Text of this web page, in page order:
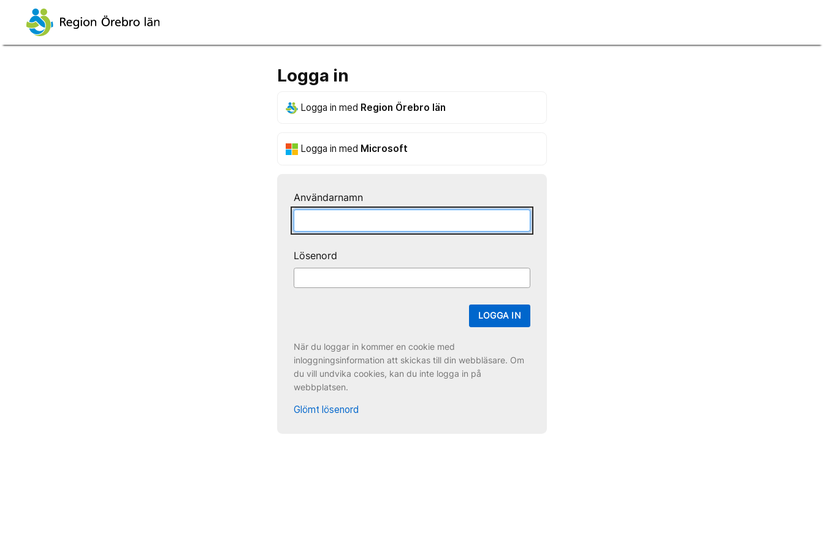
Logga in
Logga in med Region Örebro län
Logga in med Microsoft
Användarnamn
Lösenord
LOGGA IN
När du loggar in kommer en cookie med
inloggningsinformation att skickas till din webbläsare. Om
du vill undvika cookies, kan du inte logga in på
webbplatsen.
Glömt lösenord